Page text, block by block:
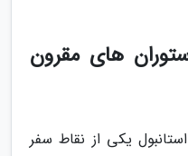
های مقرون
یکی از نقاط سفر